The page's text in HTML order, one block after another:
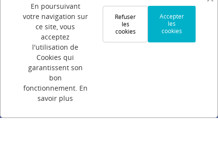
Programme de fidélité
Conseils et actus
Service client
Mentions légales
Conditions Générales de Vente
Politique de confidentialité
Cookies
En poursuivant
votre navigation sur
ce site, vous
acceptez
l'utilisation de
Cookies qui
garantissent son
bon
fonctionnement. En
savoir plus
Accepter
les
cookies
Refuser
les
cookies